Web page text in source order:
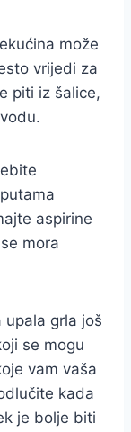
može
vrijedi za
piti iz šalice,
aspirine
mora
upala grla još
se mogu
vam vaša
kada
je bolje biti